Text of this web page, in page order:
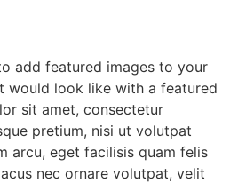
add featured images to your
would look like with a featured
sit amet, consectetur
pretium, nisi ut volutpat
arcu, eget facilisis quam felis
nec ornare volutpat, velit